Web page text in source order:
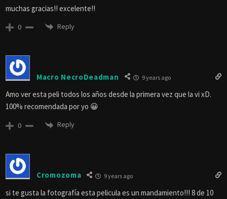
muchas gracias!! excelente!!
0 Reply
Macro NecroDeadman 9 years ago
Amo ver esta peli todos los años desde la primera vez que la vi xD.
100% recomendada por yo 😀
0 Reply
Cromozoma 9 years ago
si te gusta la fotografía esta pelicula es un mandamiento!!! 8 de 10